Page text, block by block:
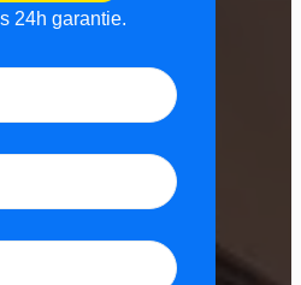
24h garantie.